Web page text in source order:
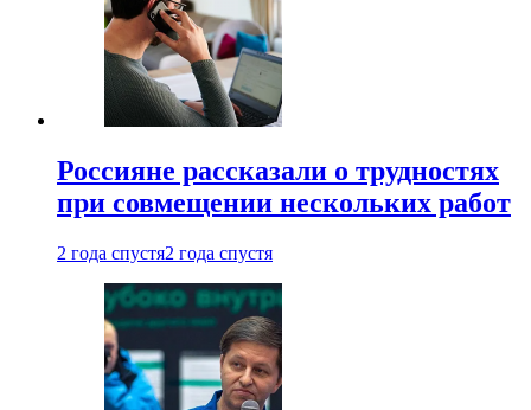
Россияне рассказали о трудностях
при совмещении нескольких работ
2 года спустя2 года спустя